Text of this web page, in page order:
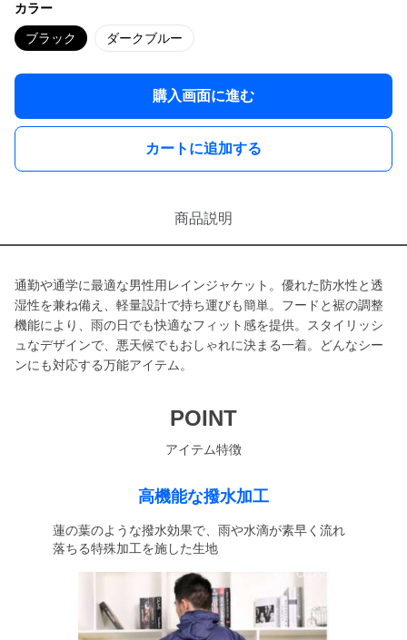
カラー
ブラック ダークブルー
購入画面に進む
カートに追加する
商品説明
通勤や通学に最適な男性用レインジャケット。優れた防水性と透
湿性を兼ね備え、軽量設計で持ち運びも簡単。フードと裾の調整
機能により、雨の日でも快適なフィット感を提供。スタイリッシ
ュなデザインで、悪天候でもおしゃれに決まる一着。どんなシー
ンにも対応する万能アイテム。
POINT
アイテム特徴
高機能な撥水加工
蓮の葉のような撥水効果で、雨や水滴が素早く流れ
落ちる特殊加工を施した生地